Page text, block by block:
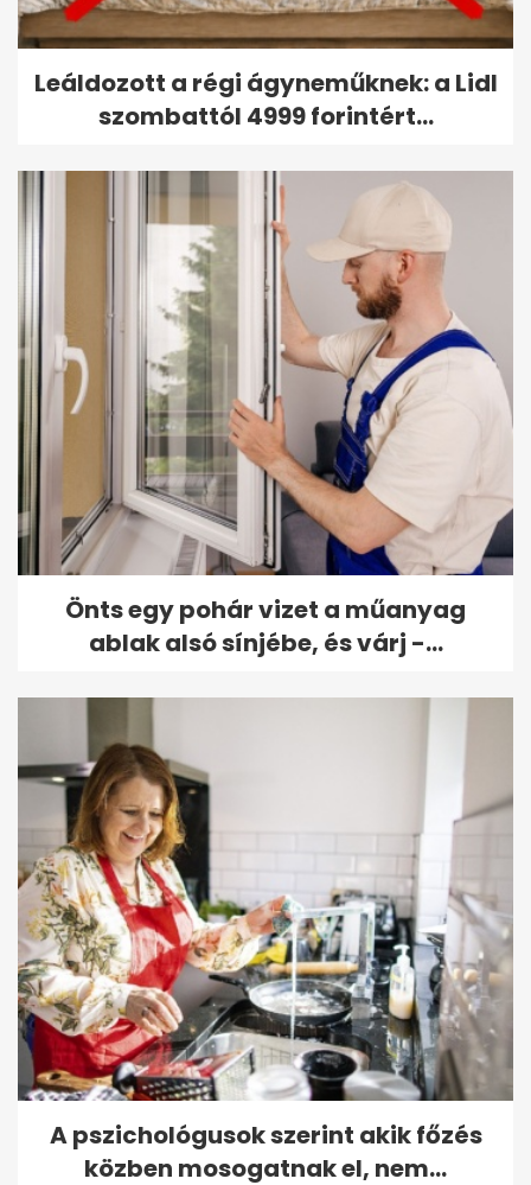
Leáldozott a régi ágyneműknek: a Lidl
szombattól 4999 forintért...
Önts egy pohár vizet a műanyag
ablak alsó sínjébe, és várj -...
A pszichológusok szerint akik főzés
közben mosogatnak el, nem...